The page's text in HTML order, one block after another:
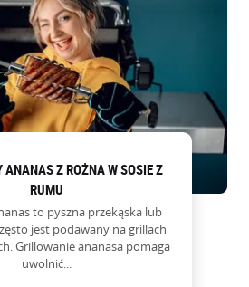
ANANAS Z ROŻNA W SOSIE Z
RUMU
to pyszna przekąska lub
jest podawany na grillach
Grillowanie ananasa pomaga
uwolnić...